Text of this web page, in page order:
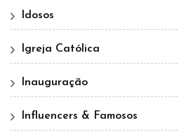
Idosos
Igreja Católica
Inauguração
Influencers & Famosos